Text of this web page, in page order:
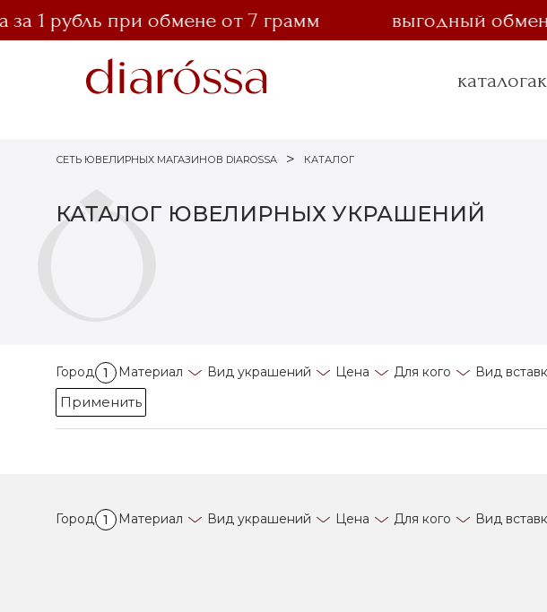
1 рубль при обмене от 7 грамм выгодный обмен
каталог
СЕТЬ ЮВЕЛИРНЫХ МАГАЗИНОВ DIAROSSA КАТАЛОГ
КАТАЛОГ ЮВЕЛИРНЫХ УКРАШЕНИЙ
Город 1 Материал Вид украшений Цена Для кого Вид
Применить
Город 1 Материал Вид украшений Цена Для кого Вид